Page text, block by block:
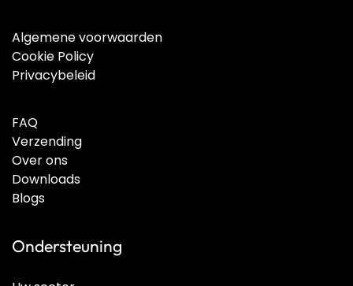
Algemene voorwaarden
Cookie Policy
Privacybeleid
FAQ
Verzending
Over ons
Downloads
Blogs
Ondersteuning